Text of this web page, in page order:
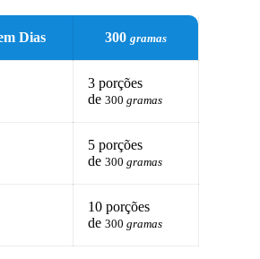
Dias 300gramas
3 porções
de300gramas
5 porções
de300gramas
10 porções
de300gramas